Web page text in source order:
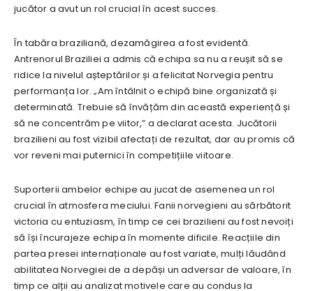
jucător a avut un rol crucial în acest succes.
În tabăra braziliană, dezamăgirea a fost evidentă.
Antrenorul Braziliei a admis că echipa sa nu a reușit să se
ridice la nivelul așteptărilor și a felicitat Norvegia pentru
performanța lor. „Am întâlnit o echipă bine organizată și
determinată. Trebuie să învățăm din această experiență și
să ne concentrăm pe viitor,” a declarat acesta. Jucătorii
brazilieni au fost vizibil afectați de rezultat, dar au promis că
vor reveni mai puternici în competițiile viitoare.
Suporterii ambelor echipe au jucat de asemenea un rol
crucial în atmosfera meciului. Fanii norvegieni au sărbătorit
victoria cu entuziasm, în timp ce cei brazilieni au fost nevoiți
să își încurajeze echipa în momente dificile. Reacțiile din
partea presei internaționale au fost variate, mulți lăudând
abilitatea Norvegiei de a depăși un adversar de valoare, în
timp ce alții au analizat motivele care au condus la